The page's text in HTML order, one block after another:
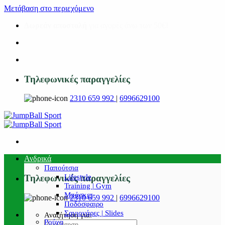
Μετάβαση στο περιεχόμενο
Τηλεφωνικές παραγγελίες
2310 659 992 | 6996629100
Τηλεφωνικές παραγγελίες
2310 659 992 | 6996629100
Αναζήτηση για:
Ανδρικά
Παπούτσια
Lifestyle
Training | Gym
Μπάσκετ
Ποδόσφαιρο
Σαγιονάρες | Slides
Ρούχα